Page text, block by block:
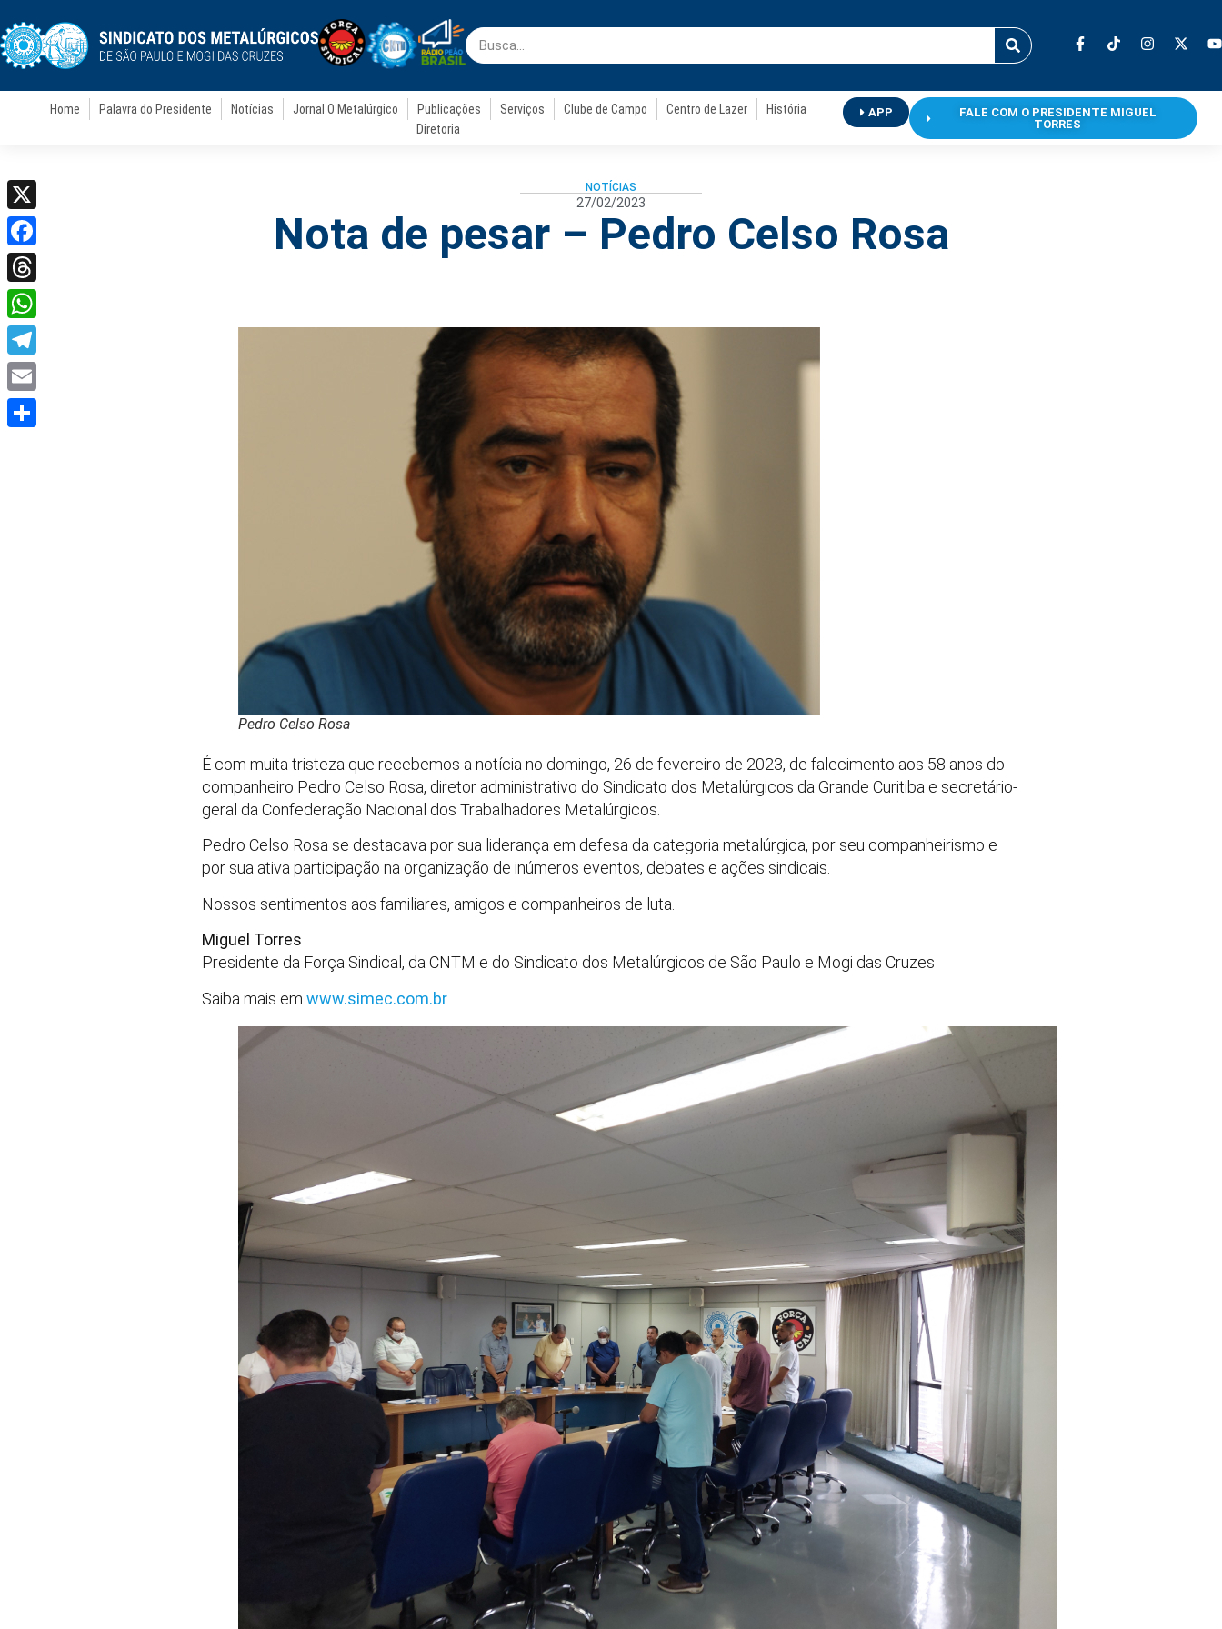
Home Palavra do Presidente Notícias Jornal O Metalúrgico Publicações Serviços Clube de Campo Centro de Lazer
História
Diretoria
APP
FALE COM O PRESIDENTE MIGUEL
TORRES
NOTÍCIAS
27/02/2023
Nota de pesar – Pedro Celso Rosa
Pedro Celso Rosa
É com muita tristeza que recebemos a notícia no domingo, 26 de fevereiro de 2023, de falecimento aos 58 anos do
companheiro Pedro Celso Rosa, diretor administrativo do Sindicato dos Metalúrgicos da Grande Curitiba e secretário-
geral da Confederação Nacional dos Trabalhadores Metalúrgicos.
Pedro Celso Rosa se destacava por sua liderança em defesa da categoria metalúrgica, por seu companheirismo e
por sua ativa participação na organização de inúmeros eventos, debates e ações sindicais.
Nossos sentimentos aos familiares, amigos e companheiros de luta.
Miguel Torres
Presidente da Força Sindical, da CNTM e do Sindicato dos Metalúrgicos de São Paulo e Mogi das Cruzes
Saiba mais em www.simec.com.br
X
Facebook
Threads
WhatsApp
Telegram
Email